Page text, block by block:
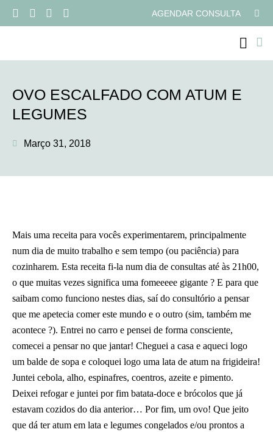
AGENDAR CONSULTA
OVO ESCALFADO COM ATUM E
LEGUMES
Março 31, 2018
Mais uma receita para vocês experimentarem, principalmente
num dia de muito trabalho e sem tempo (ou paciência) para
cozinharem. Esta receita fi-la num dia de consultas até às 21h00,
o que muitas vezes significa uma fomeeeee gigante ? E para que
saibam como funciono nestes dias, saí do consultório a pensar
que me apetecia comer este mundo e o outro (sim, também me
acontece ?). Entrei no carro e pensei de forma consciente,
comecei a pensar no que jantar! Cheguei a casa e aqueci logo
um balde de sopa e coloquei logo uma lata de atum na frigideira!
Juntei cebola, alho, espinafres, coentros, azeite e pimento.
Deixei refogar e juntei por fim batata-doce e brócolos que já
estavam cozidos do dia anterior… Por fim, um ovo! Que jeito
que dá ter atum em lata e legumes congelados e/ou prontos a